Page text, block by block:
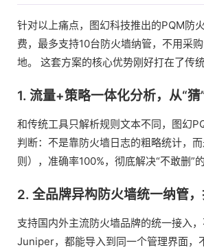
针对以上痛点，图幻科技推出的PQM防
费，最多支持10台防火墙纳管，不用采
地。 这套方案的核心优势刚好打在了传
1. 流量+策略一体化分析，从“猜
和传统工具只解析规则文本不同，图幻
判断：不是靠防火墙日志的粗略统计，
则），准确率100%，彻底解决“不敢删”的
2. 全品牌异构防火墙统一纳管
支持国内外主流防火墙品牌的统一接入
Juniper，都能导入到同一个管理界面，